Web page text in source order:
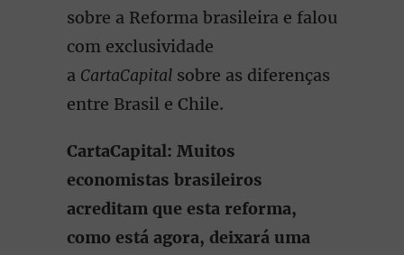
sobre a Reforma brasileira e falou
com exclusividade
a CartaCapital sobre as diferenças
entre Brasil e Chile.
CartaCapital: Muitos
economistas brasileiros
acreditam que esta reforma,
como está agora, deixará uma